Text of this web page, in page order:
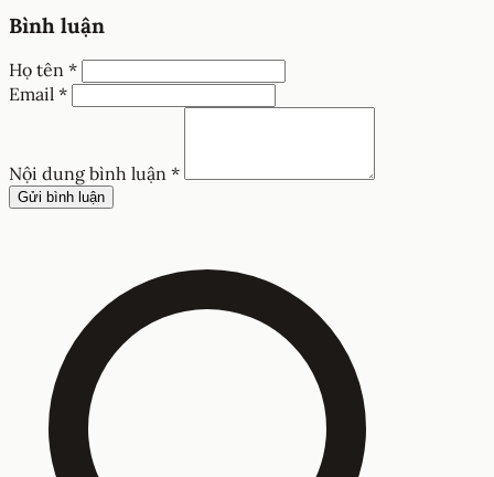
Bình luận
Họ tên *
Email *
Nội dung bình luận *
Gửi bình luận